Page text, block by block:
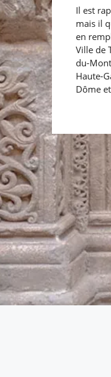
Il est
mais il
en
Ville de
du-
Haute-
Dôme